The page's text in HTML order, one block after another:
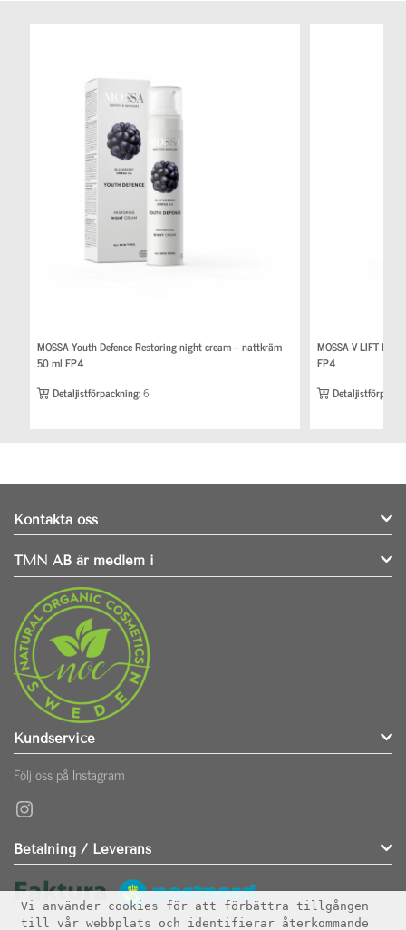
MOSSA Youth Defence Restoring night cream – nattkräm
50 ml FP4
Detaljistförpackning:6
MOSSA V LIFT
FP4
Kontakta oss
TMN AB är medlem i
Kundservice
Följ oss på Instagram
Instagram
Betalning / Leverans
Vi använder cookies för att förbättra tillgången
till vår webbplats och identifierar återkommande